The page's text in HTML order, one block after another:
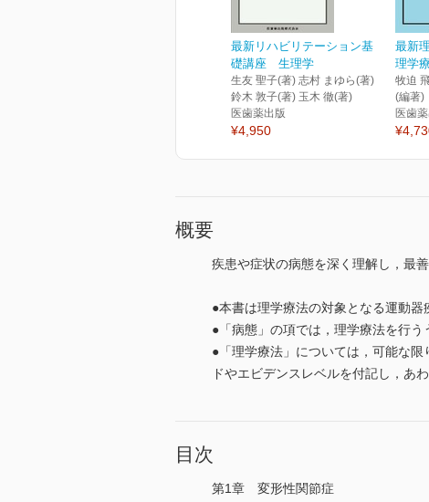
最新リハビリテーション基
礎講座 生理学
生友 聖子(著) 志村 まゆら(著)
鈴木 敦子(著) 玉木 徹(著)
医歯薬出版
¥4,950
最新
理学
牧迫
(編著)
医歯
概要
疾患や症状の病態を深く理解し，最
●本書は理学療法の対象となる運動
●「病態」の項では，理学療法を行
●「理学療法」については，可能な
ドやエビデンスレベルを付記し，あ
目次
第1章 変形性関節症